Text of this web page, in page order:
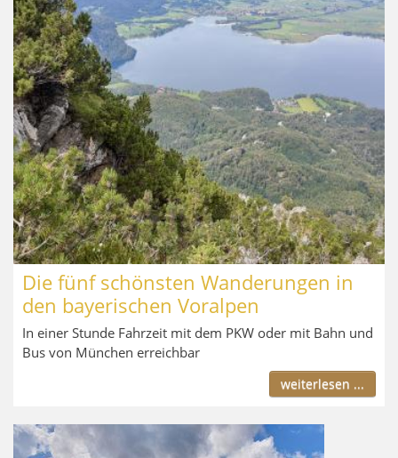
Die fünf schönsten Wanderungen in
den bayerischen Voralpen
In einer Stunde Fahrzeit mit dem PKW oder mit Bahn und
Bus von München erreichbar
weiterlesen ...